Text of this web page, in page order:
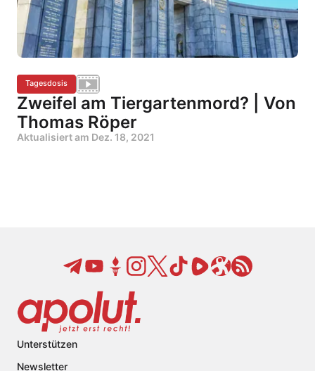
Tagesdosis
Zweifel am Tiergartenmord? | Von
Thomas Röper
Aktualisiert am Dez. 18, 2021
Unterstützen
Newsletter